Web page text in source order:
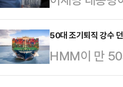
면봉,…
스마트 하이브
이저에 블랙
션 3종 한정
으로 다…
지고 있다. 서
되면서 세입자
월세 가격은
상태여서 주거
50대 조기퇴직 강수
HMM이 만 50
업계 위기 상